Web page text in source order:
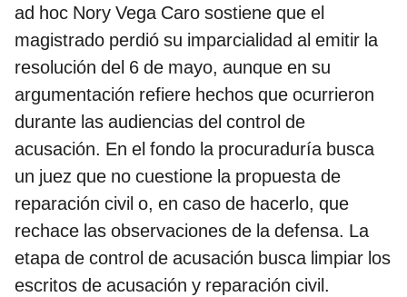
ad hoc Nory Vega Caro sostiene que el
magistrado perdió su imparcialidad al emitir la
resolución del 6 de mayo, aunque en su
argumentación refiere hechos que ocurrieron
durante las audiencias del control de
acusación. En el fondo la procuraduría busca
un juez que no cuestione la propuesta de
reparación civil o, en caso de hacerlo, que
rechace las observaciones de la defensa. La
etapa de control de acusación busca limpiar los
escritos de acusación y reparación civil.